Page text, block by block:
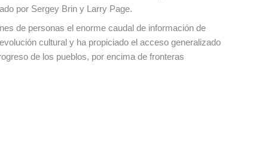
por Sergey Brin y Larry Page.
de personas el enorme caudal de información de
cultural y ha propiciado el acceso generalizado
de los pueblos, por encima de fronteras